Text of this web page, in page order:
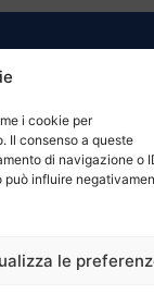
i cookie per
Il consenso a queste
di navigazione o
può influire
le
Chiuso